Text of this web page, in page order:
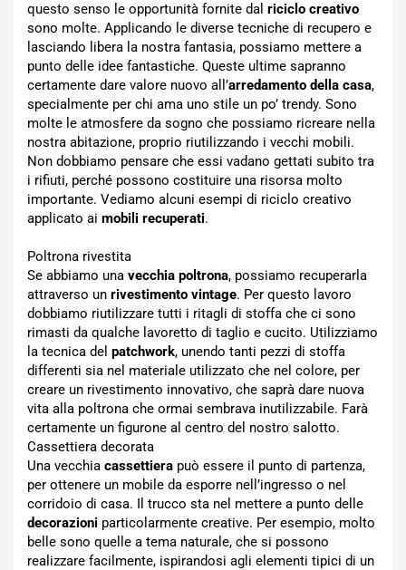
questo senso le opportunità fornite dal riciclo creativo
sono molte. Applicando le diverse tecniche di recupero e
lasciando libera la nostra fantasia, possiamo mettere a
punto delle idee fantastiche. Queste ultime sapranno
certamente dare valore nuovo all’arredamento della casa,
specialmente per chi ama uno stile un po’ trendy. Sono
molte le atmosfere da sogno che possiamo ricreare nella
nostra abitazione, proprio riutilizzando i vecchi mobili.
Non dobbiamo pensare che essi vadano gettati subito tra
i rifiuti, perché possono costituire una risorsa molto
importante. Vediamo alcuni esempi di riciclo creativo
applicato ai mobili recuperati.
Poltrona rivestita
Se abbiamo una vecchia poltrona, possiamo recuperarla
attraverso un rivestimento vintage. Per questo lavoro
dobbiamo riutilizzare tutti i ritagli di stoffa che ci sono
rimasti da qualche lavoretto di taglio e cucito. Utilizziamo
la tecnica del patchwork, unendo tanti pezzi di stoffa
differenti sia nel materiale utilizzato che nel colore, per
creare un rivestimento innovativo, che saprà dare nuova
vita alla poltrona che ormai sembrava inutilizzabile. Farà
certamente un figurone al centro del nostro salotto.
Cassettiera decorata
Una vecchia cassettiera può essere il punto di partenza,
per ottenere un mobile da esporre nell’ingresso o nel
corridoio di casa. Il trucco sta nel mettere a punto delle
decorazioni particolarmente creative. Per esempio, molto
belle sono quelle a tema naturale, che si possono
realizzare facilmente, ispirandosi agli elementi tipici di un